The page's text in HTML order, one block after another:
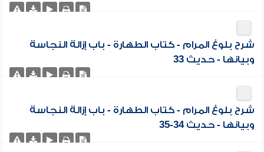
شرح بلوغ المرام - كتاب الطهارة - باب إزالة النجاسة
وبيانها - حديث 33
شرح بلوغ المرام - كتاب الطهارة - باب إزالة النجاسة
وبيانها - حديث 34-35